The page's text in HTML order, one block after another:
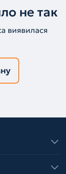
не так
виявилася